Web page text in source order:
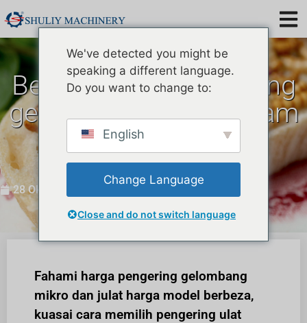
Berapa harga pengering
gelombang mikro dalam
penternakan ulat
makanan?
28 Oktober 2025
Fahami harga pengering gelombang
mikro dan julat harga model berbeza,
kuasai cara memilih pengering ulat
We've detected you might be
speaking a different language.
Do you want to change to:
English
Change Language
Close and do not switch language